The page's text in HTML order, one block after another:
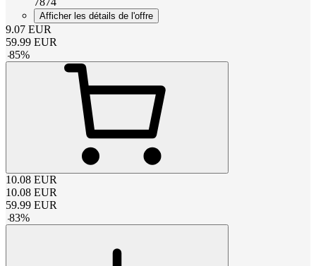
Afficher les détails de l'offre
9.07 EUR
59.99 EUR
-85%
10.08 EUR
10.08 EUR
59.99 EUR
-83%